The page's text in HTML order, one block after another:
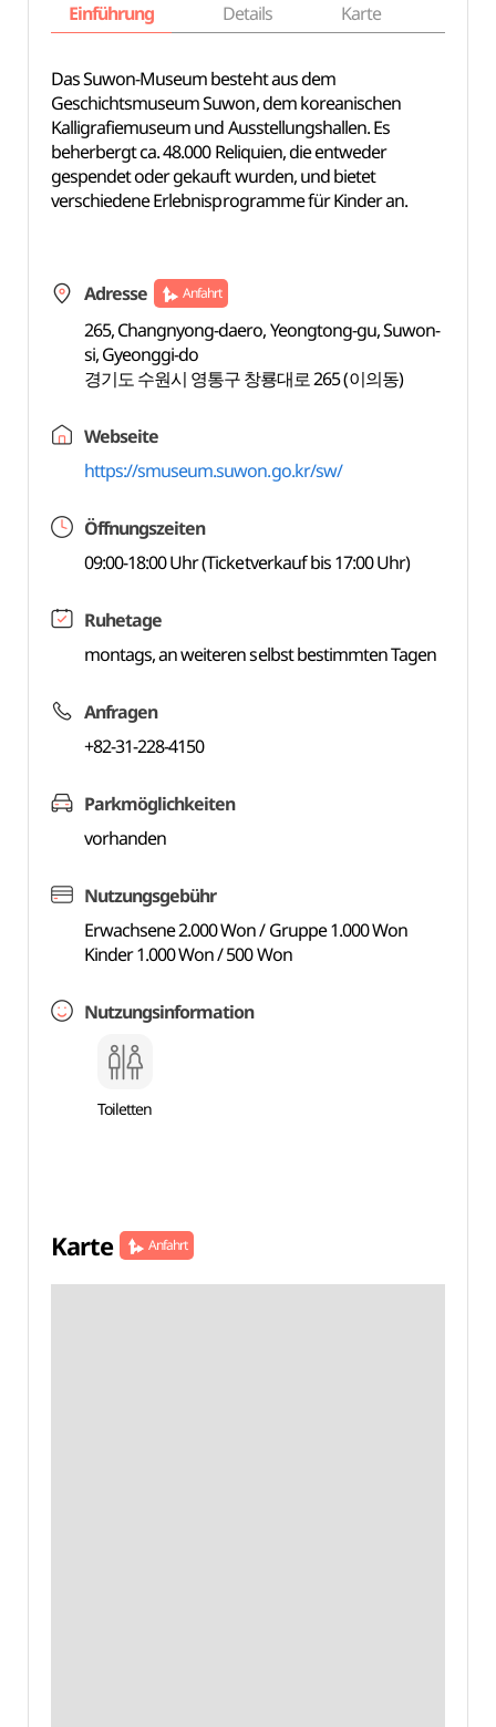
Einführung Details Karte
Das Suwon-Museum besteht aus dem
Geschichtsmuseum Suwon, dem koreanischen
Kalligrafiemuseum und Ausstellungshallen. Es
beherbergt ca. 48.000 Reliquien, die entweder
gespendet oder gekauft wurden, und bietet
verschiedene Erlebnisprogramme für Kinder an.
Adresse Anfahrt
265, Changnyong-daero, Yeongtong-gu, Suwon-
si, Gyeonggi-do
경기도 수원시 영통구 창룡대로 265 (이의동)
Webseite
https://smuseum.suwon.go.kr/sw/
Öffnungszeiten
09:00-18:00 Uhr (Ticketverkauf bis 17:00 Uhr)
Ruhetage
montags, an weiteren selbst bestimmten Tagen
Anfragen
+82-31-228-4150
Parkmöglichkeiten
vorhanden
Nutzungsgebühr
Erwachsene 2.000 Won / Gruppe 1.000 Won
Kinder 1.000 Won / 500 Won
Nutzungsinformation
Toiletten
Karte Anfahrt